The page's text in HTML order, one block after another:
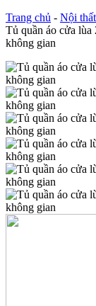
Trang chủ - Nội
Tủ quần áo cửa
không gian